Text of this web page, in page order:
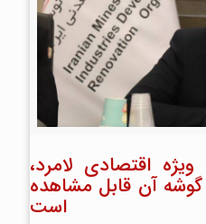
اقتصادی لامرد،
آن قابل مشاهده
است